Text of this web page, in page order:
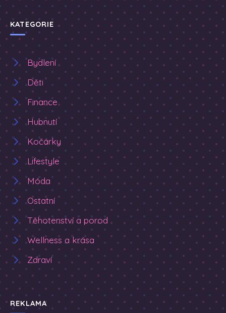
KATEGORIE
Bydlení
Děti
Finance
Hubnutí
Kočárky
Lifestyle
Móda
Ostatní
Těhotenství a porod
Wellness a krása
Zdraví
REKLAMA